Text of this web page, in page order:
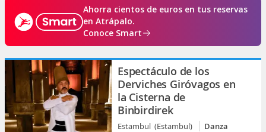
Ahorra cientos de euros en tus reservas
en Atrápalo.
Conoce Smart
Espectáculo de los
Derviches Giróvagos en
la Cisterna de
Binbirdirek
Estambul (Estambul)
Danza